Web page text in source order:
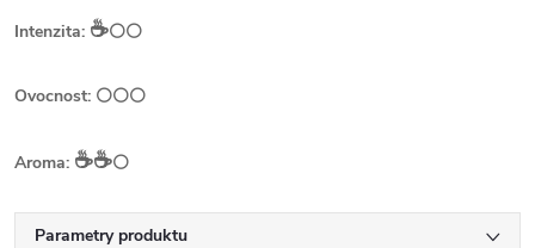
Intenzita: ☕️⚪⚪
Ovocnost: ⚪⚪⚪
Aroma: ☕️☕️⚪
Parametry produktu